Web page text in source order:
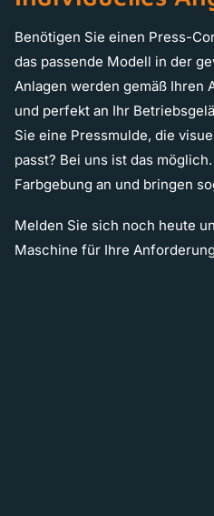
Benötigen Sie einen Press-
das passende Modell in der
Anlagen werden gemäß
und perfekt an Ihr
Sie eine Pressmulde, die
passt? Bei uns ist das
Farbgebung an und bringen
Melden Sie sich noch heute
Maschine für Ihre